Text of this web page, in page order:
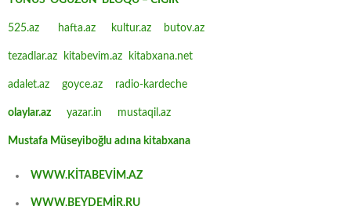
525.az hafta.az kultur.az butov.az
tezadlar.az kitabevim.az kitabxana.net
adalet.az goyce.az radio-kardeche
olaylar.az yazar.in mustaqil.az
Mustafa Müseyiboğlu adına kitabxana
WWW.KİTABEVİM.AZ
WWW.BEYDEMİR.RU